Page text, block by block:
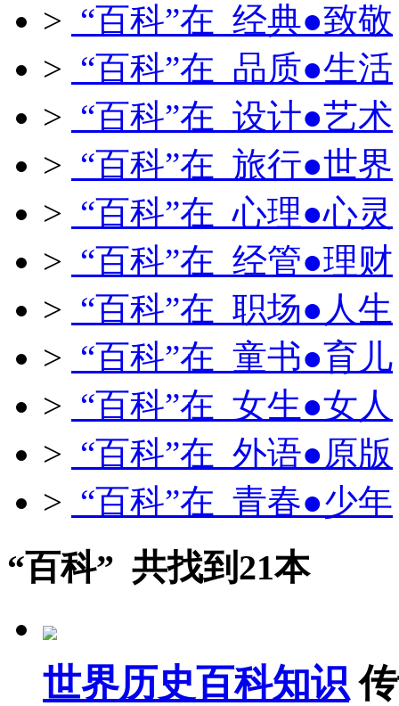
> “百科”在 经典●致敬
> “百科”在 品质●生活
> “百科”在 设计●艺术
> “百科”在 旅行●世界
> “百科”在 心理●心灵
> “百科”在 经管●理财
> “百科”在 职场●人生
> “百科”在 童书●育儿
> “百科”在 女生●女人
> “百科”在 外语●原版
> “百科”在 青春●少年
“百科” 共找到21本
世界历史百科知识